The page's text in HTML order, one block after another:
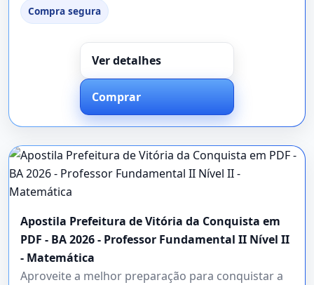
Compra segura
Ver detalhes
Comprar
Apostila Prefeitura de Vitória da Conquista em
PDF - BA 2026 - Professor Fundamental II Nível II
- Matemática
Aproveite a melhor preparação para conquistar a